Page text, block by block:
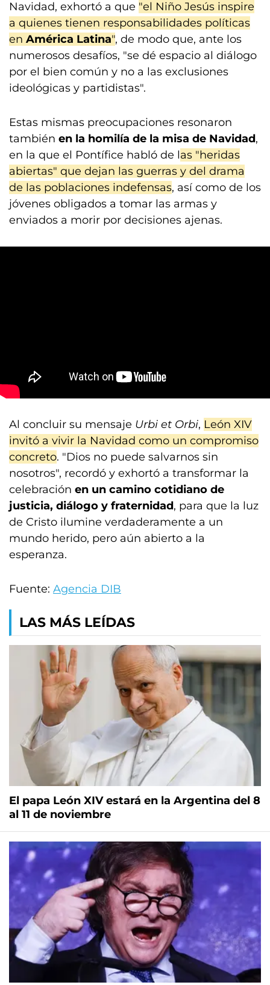
Navidad, exhortó a que "el Niño Jesús inspire
a quienes tienen responsabilidades políticas
en América Latina", de modo que, ante los
numerosos desafíos, "se dé espacio al diálogo
por el bien común y no a las exclusiones
ideológicas y partidistas".
Estas mismas preocupaciones resonaron
también en la homilía de la misa de Navidad,
en la que el Pontífice habló de las "heridas
abiertas" que dejan las guerras y del drama
de las poblaciones indefensas, así como de los
jóvenes obligados a tomar las armas y
enviados a morir por decisiones ajenas.
Al concluir su mensaje Urbi et Orbi, León XIV
invitó a vivir la Navidad como un compromiso
concreto. "Dios no puede salvarnos sin
nosotros", recordó y exhortó a transformar la
celebración en un camino cotidiano de
justicia, diálogo y fraternidad, para que la luz
de Cristo ilumine verdaderamente a un
mundo herido, pero aún abierto a la
esperanza.
Fuente: Agencia DIB
LAS MÁS LEÍDAS
El papa León XIV estará en la Argentina del 8
al 11 de noviembre